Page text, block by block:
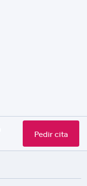
Pedir cita